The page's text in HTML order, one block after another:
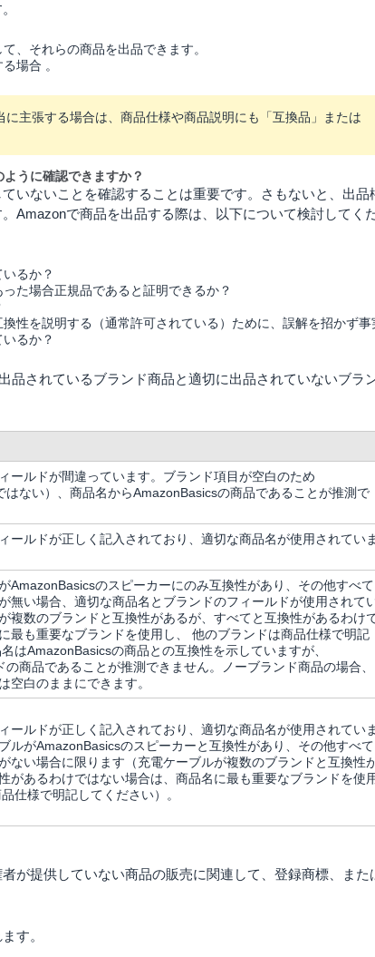
、それらの商品を出品できます。
場合 。
主張する場合は、商品仕様や商品説明にも「互換品」または
うに確認できますか？
いないことを確認することは重要です。さもないと、出品
Amazonで商品を出品する際は、以下について検討してく
るか？
た場合正規品であると証明できるか？
性を説明する（通常許可されている）ために、誤解を招かず事
るか？
品されているブランド商品と適切に出品されていないブラ
ールドが間違っています。ブランド項目が空白のため
はない）、商品名からAmazonBasicsの商品であることが推測で
ールドが正しく記入されており、適切な商品名が使用されてい
AmazonBasicsのスピーカーにのみ互換性があり、その他すべて
無い場合、適切な商品名とブランドのフィールドが使用されて
複数のブランドと互換性があるが、すべてと互換性があるわけ
最も重要なブランドを使用し、 他のブランドは商品仕様で明記
はAmazonBasicsの商品との互換性を示していますが、
商品であることが推測できません。ノーブランド商品の場合、
空白のままにできます。
ールドが正しく記入されており、適切な商品名が使用されてい
ルがAmazonBasicsのスピーカーと互換性があり、その他すべて
ない場合に限ります（充電ケーブルが複数のブランドと互換性
があるわけではない場合は、商品名に最も重要なブランドを使
仕様で明記してください）。
が提供していない商品の販売に関連して、登録商標、また
す。